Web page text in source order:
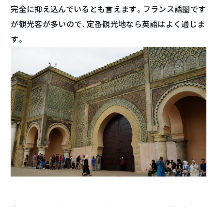
完全に抑え込んでいるとも言えます。フランス語圏です
が観光客が多いので、定番観光地なら英語はよく通じま
す。